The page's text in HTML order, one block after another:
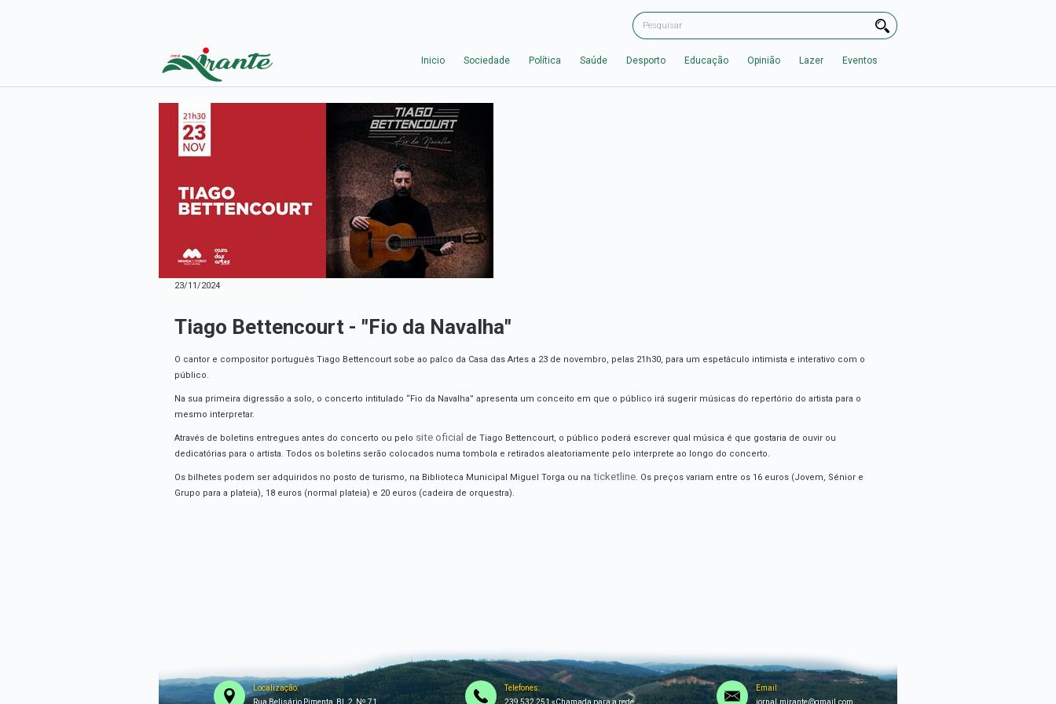
Inicio Sociedade Política Saúde Desporto Educação Opinião Lazer Eventos
23/11/2024
Tiago Bettencourt - "Fio da Navalha"
O cantor e compositor português Tiago Bettencourt sobe ao palco da Casa das Artes a 23 de novembro, pelas 21h30, para um espetáculo intimista e interativo com o
público.
Na sua primeira digressão a solo, o concerto intitulado “Fio da Navalha” apresenta um conceito em que o público irá sugerir músicas do repertório do artista para o
mesmo interpretar.
Através de boletins entregues antes do concerto ou pelo site oficial
de Tiago Bettencourt, o público poderá escrever qual música é que gostaria de ouvir ou
dedicatórias para o artista. Todos os boletins serão colocados numa tombola e retirados aleatoriamente pelo interprete ao longo do concerto.
Os bilhetes podem ser adquiridos no posto de turismo, na Biblioteca Municipal Miguel Torga ou na ticketline. Os preços variam entre os 16 euros (Jovem, Sénior e
Grupo para a plateia), 18 euros (normal plateia) e 20 euros (cadeira de orquestra).
Localização:
Rua Belisário Pimenta, BL 2, Nº 71,
Telefones:
239 532 251 «Chamada para a rede
Email:
jornal.mirante@gmail.com